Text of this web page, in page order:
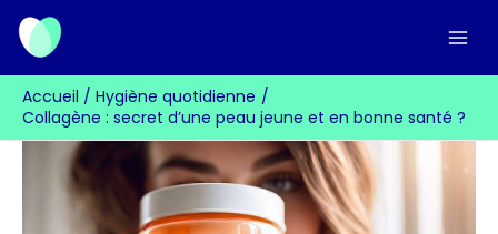
Aller
contenu
Accueil
Hygiène quotidienne
Collagène : secret d’une peau jeune et en bonne santé ?